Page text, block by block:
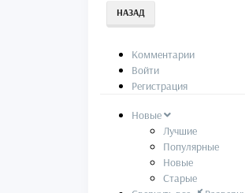
НАЗАД
Комментарии
Войти
Регистрация
Новые
Лучшие
Популярные
Новые
Старые